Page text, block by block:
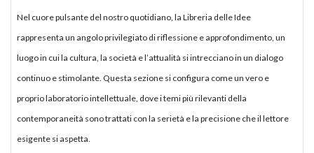
Nel cuore pulsante del nostro quotidiano, la Libreria delle Idee
rappresenta un angolo privilegiato di riflessione e approfondimento, un
luogo in cui la cultura, la società e l’attualità si intrecciano in un dialogo
continuo e stimolante. Questa sezione si configura come un vero e
proprio laboratorio intellettuale, dove i temi più rilevanti della
contemporaneità sono trattati con la serietà e la precisione che il lettore
esigente si aspetta.